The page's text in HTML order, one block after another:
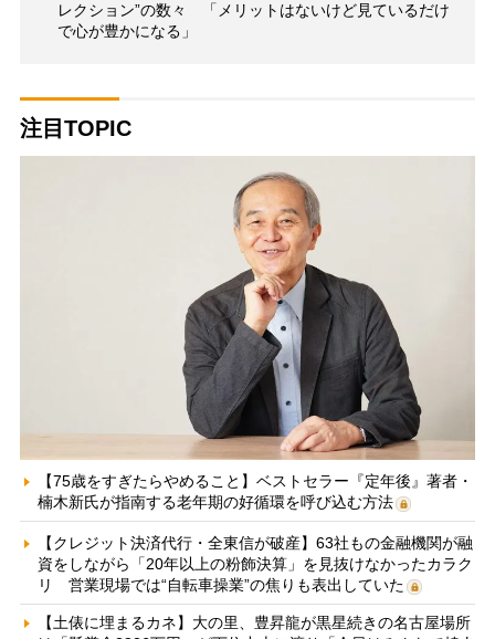
レクション”の数々 「メリットはないけど見ているだけ
で心が豊かになる」
注目TOPIC
【75歳をすぎたらやめること】ベストセラー『定年後』著者・
楠木新氏が指南する老年期の好循環を呼び込む方法
【クレジット決済代行・全東信が破産】63社もの金融機関が融
資をしながら「20年以上の粉飾決算」を見抜けなかったカラク
リ 営業現場では“自転車操業”の焦りも表出していた
【土俵に埋まるカネ】大の里、豊昇龍が黒星続きの名古屋場所